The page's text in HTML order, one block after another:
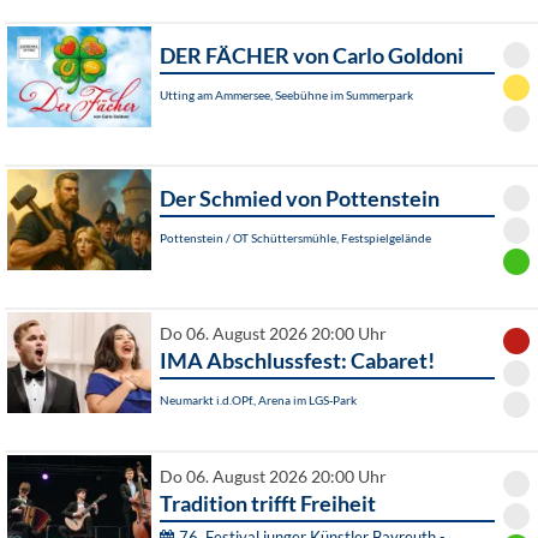
DER FÄCHER von Carlo Goldoni
Utting am Ammersee, Seebühne im Summerpark
Der Schmied von Pottenstein
Pottenstein / OT Schüttersmühle, Festspielgelände
Do 06. August 2026 20:00 Uhr
IMA Abschlussfest: Cabaret!
Neumarkt i.d.OPf., Arena im LGS-Park
Do 06. August 2026 20:00 Uhr
Tradition trifft Freiheit